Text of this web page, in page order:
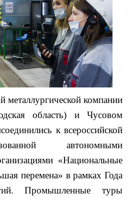
металлургической компании
область) и Чусовом
к всероссийской
автономными
«Национальные
перемена» в рамках Года
Промышленные туры